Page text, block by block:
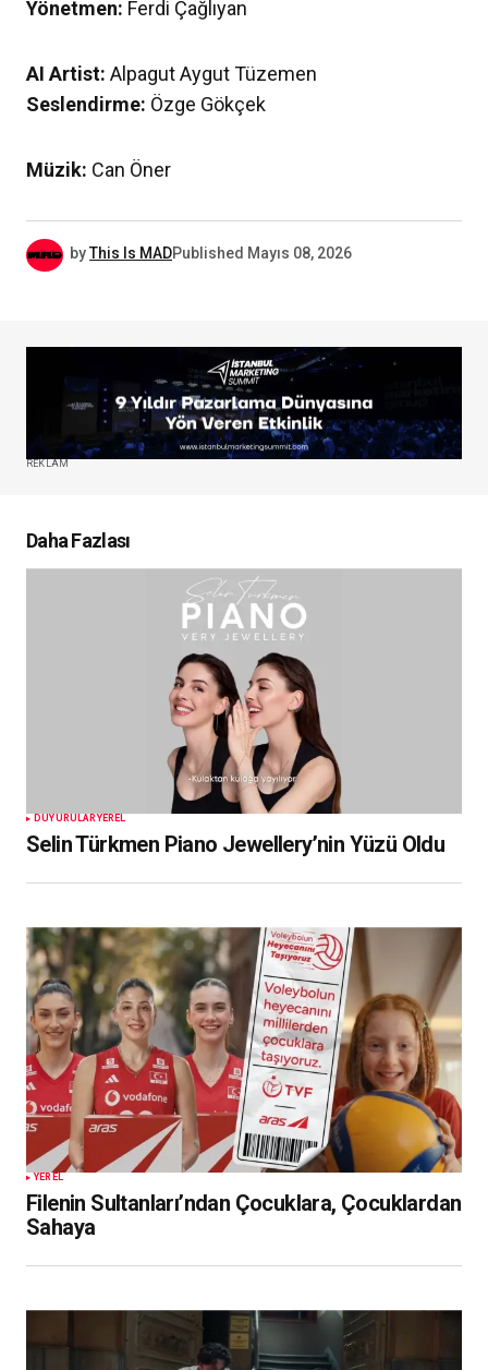
Yönetmen: Ferdi Çağlıyan
AI Artist: Alpagut Aygut Tüzemen
Seslendirme: Özge Gökçek
Müzik: Can Öner
byThis Is MADPublished Mayıs 08, 2026
REKLAM
Daha Fazlası
DUYURULARYEREL
Selin Türkmen Piano Jewellery’nin Yüzü Oldu
YEREL
Filenin Sultanları’ndan Çocuklara, Çocuklardan
Sahaya